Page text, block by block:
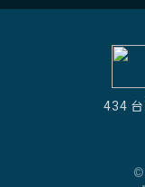
434
©